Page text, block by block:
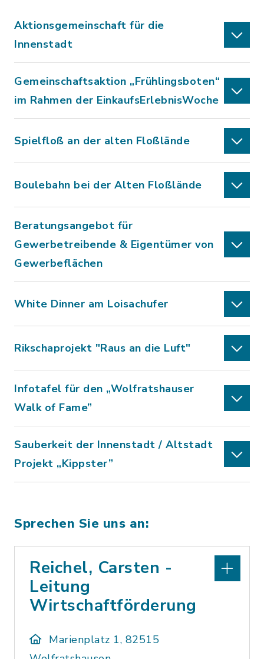
Aktionsgemeinschaft für die
Innenstadt
Gemeinschaftsaktion „Frühlingsboten“
im Rahmen der EinkaufsErlebnisWoche
Spielfloß an der alten Floßlände
Boulebahn bei der Alten Floßlände
Beratungsangebot für
Gewerbetreibende & Eigentümer von
Gewerbeflächen
White Dinner am Loisachufer
Rikschaprojekt "Raus an die Luft"
Infotafel für den „Wolfratshauser
Walk of Fame”
Sauberkeit der Innenstadt / Altstadt
Projekt „Kippster”
Sprechen Sie uns an:
Reichel, Carsten -
Leitung
Wirtschaftförderung
Marienplatz 1, 82515